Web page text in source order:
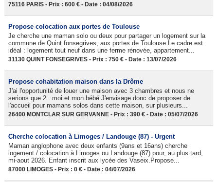
75116 PARIS - Prix : 600 € - Date : 04/08/2026
Propose colocation aux portes de Toulouse
Je cherche une maman solo ou deux pour partager un logement sur la
commune de Quint fonsegrives, aux portes de Toulouse.Le cadre est
idéal : logement tout neuf dans une ferme rénovée, appartement...
31130 QUINT FONSEGRIVES - Prix : 750 € - Date : 13/07/2026
Propose cohabitation maison dans la Drôme
J'ai l'opportunité de louer une maison avec 3 chambres et nous ne
serions que 2 : moi et mon bébé.J'envisage donc de proposer de
l'accueil pour mamans solos dans cette maison, sur plusieurs...
26400 MONTCLAR SUR GERVANNE - Prix : 390 € - Date : 05/07/2026
Cherche colocation à Limoges / Landouge (87) - Urgent
Maman anglophone avec deux enfants (9ans et 16ans) cherche
logement / colocation à Limoges ou Landouge (87) pour, au plus tard,
mi-aout 2026. Enfant inscrit aux lycée des Vaseix.Propose...
87000 LIMOGES - Prix : 0 € - Date : 04/07/2026